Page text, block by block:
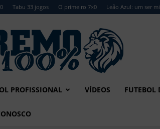
Tabu 33 jogos O primeiro 7×0 Leão Azul: um ser
Remo
PROFISSIONAL VÍDEOS FUTEBOL